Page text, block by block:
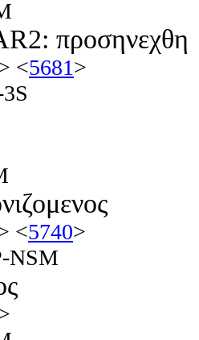
προσηνεχθη
<5681>
<5740>
NSM